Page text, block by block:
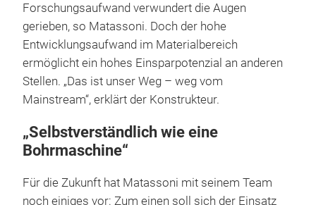
Forschungsaufwand verwundert die Augen
gerieben, so Matassoni. Doch der hohe
Entwicklungsaufwand im Materialbereich
ermöglicht ein hohes Einsparpotenzial an anderen
Stellen. „Das ist unser Weg – weg vom
Mainstream“, erklärt der Konstrukteur.
„Selbstverständlich wie eine
Bohrmaschine“
Für die Zukunft hat Matassoni mit seinem Team
noch einiges vor: Zum einen soll sich der Einsatz